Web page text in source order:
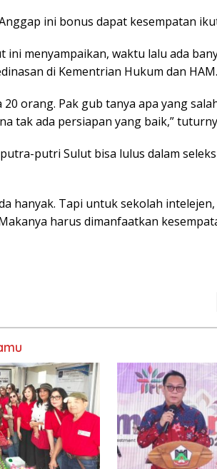
ini bonus dapat kesempatan
ini menyampaikan, waktu lalu ada
di Kementrian Hukum dan HAM.
orang. Pak gub tanya apa yang
tak ada persiapan yang baik,”
putri Sulut bisa lulus dalam
hanyak. Tapi untuk sekolah
harus dimanfaatkan